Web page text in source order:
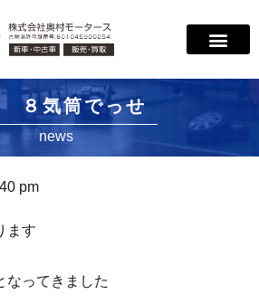
８気筒でっせ
news
pm
ます
なってきました